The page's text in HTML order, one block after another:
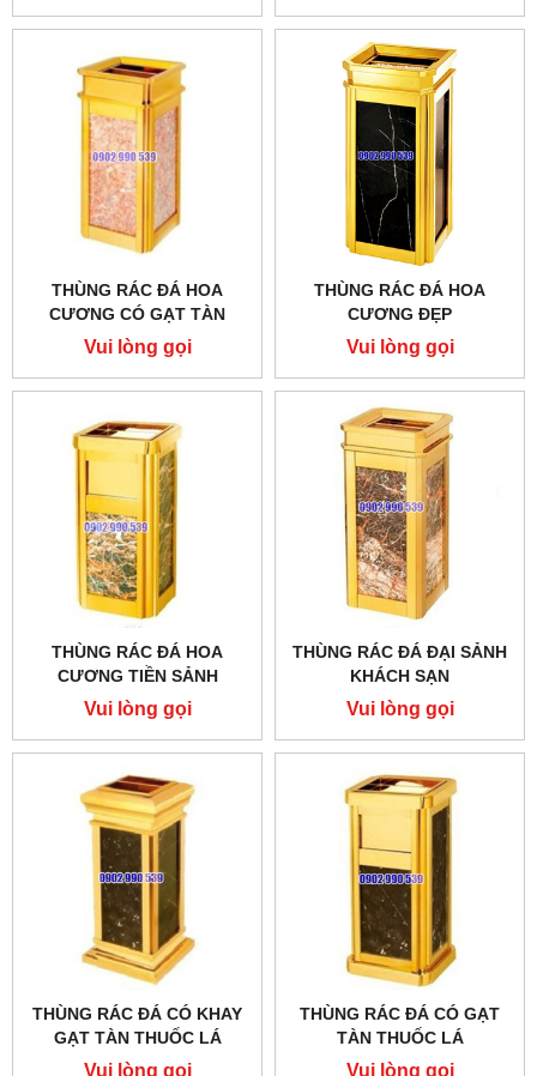
THÙNG RÁC ĐÁ HOA
CƯƠNG CÓ GẠT TÀN
THUỐC LÁ
Vui lòng gọi
THÙNG RÁC ĐÁ HOA
CƯƠNG ĐẸP
Vui lòng gọi
THÙNG RÁC ĐÁ HOA
CƯƠNG TIỀN SẢNH
Vui lòng gọi
THÙNG RÁC ĐÁ ĐẠI SẢNH
KHÁCH SẠN
Vui lòng gọi
THÙNG RÁC ĐÁ CÓ KHAY
GẠT TÀN THUỐC LÁ
Vui lòng gọi
THÙNG RÁC ĐÁ CÓ GẠT
TÀN THUỐC LÁ
Vui lòng gọi